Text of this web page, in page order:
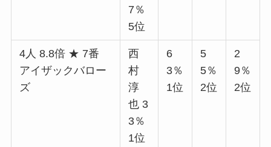
7％
5位
4人 8.8倍 ★ 7番
アイザックバロー
ズ
西
村
淳
也 3
3％
1位
6
3％
1位
5
5％
2位
2
9％
2位